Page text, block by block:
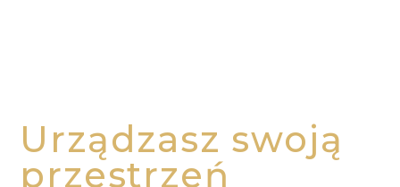
Urządzasz swoją
przestrzeń